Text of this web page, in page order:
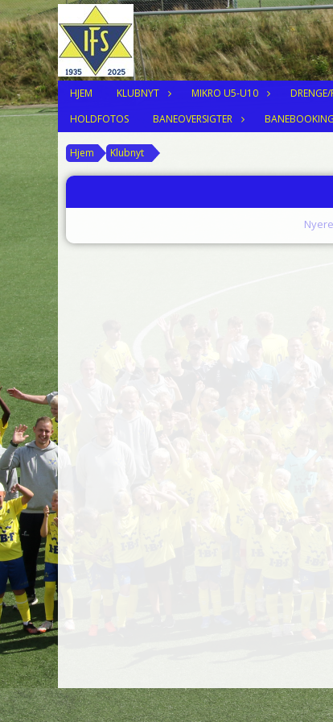
HJEM KLUBNYT MIKRO U5-U10
HOLDFOTOS
BANEOVERSIGTER
Hjem Klubnyt
Nyere